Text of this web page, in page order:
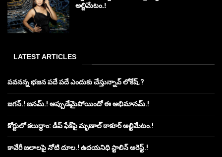
అల్టిమేటం.!
LATEST ARTICLES
పవనన్న భజన పదే పదే ఎందుకు చేస్తున్నావ్ లోకేష్.?
జగన్.! జనమ్.! అప్పుడేమైపోయిందో ఈ అభిమానమ్.!
కోర్టులో కలుద్దాం: డీప్ ఫేక్‌పై మృణాల్ ఠాకూర్ అల్టిమేటం.!
కావేరీ జలాలపై నోటి దూల.! ఉదయనిధి స్టాలిన్ అరెస్ట్.!